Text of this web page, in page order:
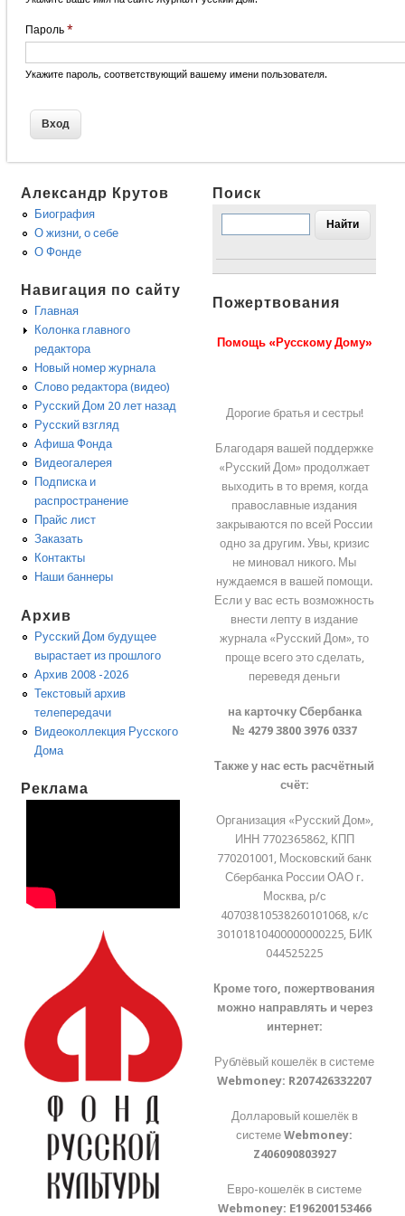
Пароль *
Укажите пароль, соответствующий вашему имени пользователя.
Александр Крутов
Биография
О жизни, о себе
О Фонде
Навигация по сайту
Главная
Колонка главного
редактора
Новый номер журнала
Слово редактора (видео)
Русский Дом 20 лет назад
Русский взгляд
Афиша Фонда
Видеогалерея
Подписка и
распространение
Прайс лист
Заказать
Контакты
Наши баннеры
Архив
Русский Дом будущее
вырастает из прошлого
Архив 2008 -2026
Текстовый архив
телепередачи
Видеоколлекция Русского
Дома
Реклама
Поиск
Пожертвования
Помощь «Русскому Дому»
Дорогие братья и сестры!
Благодаря вашей поддержке
«Русский Дом» продолжает
выходить в то время, когда
православные издания
закрываются по всей России
одно за другим. Увы, кризис
не миновал никого. Мы
нуждаемся в вашей помощи.
Если у вас есть возможность
внести лепту в издание
журнала «Русский Дом», то
проще всего это сделать,
переведя деньги
на карточку Сбербанка
№ 4279 3800 3976 0337
Также у нас есть расчётный
счёт:
Организация «Русский Дом»,
ИНН 7702365862, КПП
770201001, Московский банк
Сбербанка России ОАО г.
Москва, р/с
40703810538260101068, к/с
30101810400000000225, БИК
044525225
Кроме того, пожертвования
можно направлять и через
интернет:
Рублёвый кошелёк в системе
Webmoney: R207426332207
Долларовый кошелёк в
системеWebmoney:
Z406090803927
Евро-кошелёк в системе
Webmoney: E196200153466